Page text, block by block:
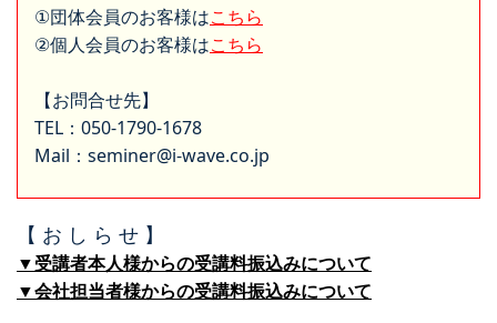
①団体会員のお客様はこちら
②個人会員のお客様はこちら
【お問合せ先】
TEL：050-1790-1678
Mail：seminer@i-wave.co.jp
【 お し ら せ 】
▼受講者本人様からの受講料振込みについて
▼会社担当者様からの受講料振込みについて